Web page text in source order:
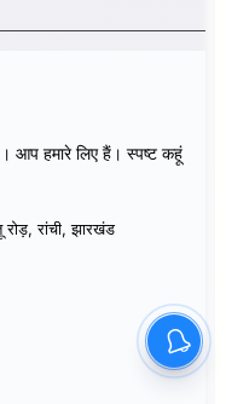
आप हमारे लिए हैं। स्पष्ट कहूं
रांची, झारखंड